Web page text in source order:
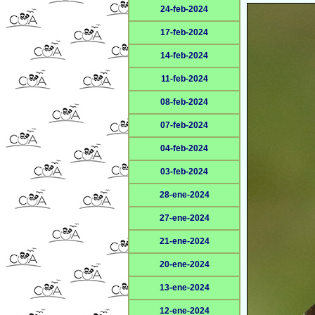
24-feb-2024
17-feb-2024
14-feb-2024
11-feb-2024
08-feb-2024
07-feb-2024
04-feb-2024
03-feb-2024
28-ene-2024
27-ene-2024
21-ene-2024
20-ene-2024
13-ene-2024
12-ene-2024